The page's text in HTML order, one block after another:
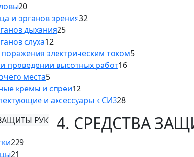
20
и органов зрения32
дыхания25
слуха12
электрическим током5
проведении высотных работ16
места5
кремы и спреи12
и аксессуары к СИЗ28
4. СРЕДСТВА
229
21